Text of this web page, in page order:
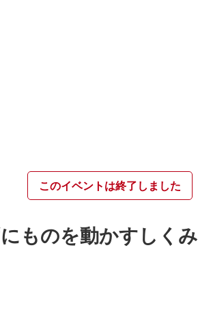
このイベントは終了しました
ものを動かすしく